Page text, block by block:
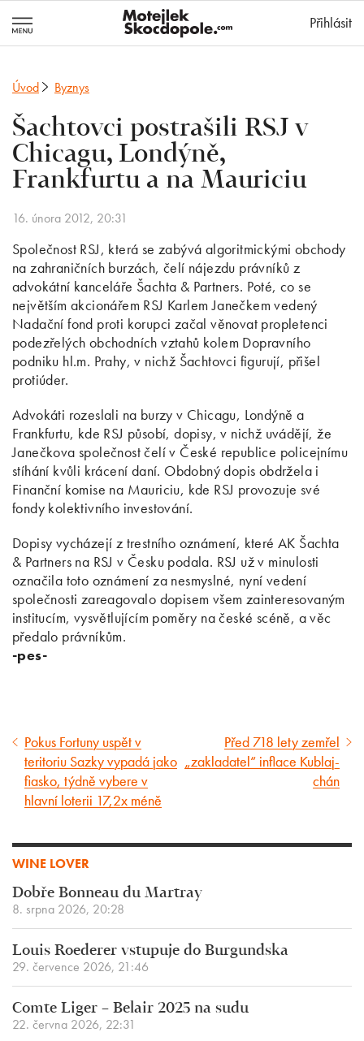
Přihlásit
Úvod Byznys
Šachtovci postrašili RSJ v
Chicagu, Londýně,
Frankfurtu a na Mauriciu
16. února 2012, 20:31
Společnost RSJ, která se zabývá algoritmickými obchody
na zahraničních burzách, čelí nájezdu právníků z
advokátní kanceláře Šachta & Partners. Poté, co se
největším akcionářem RSJ Karlem Janečkem vedený
Nadační fond proti korupci začal věnovat propletenci
podezřelých obchodních vztahů kolem Dopravního
podniku hl.m. Prahy, v nichž Šachtovci figurují, přišel
protiúder.
Advokáti rozeslali na burzy v Chicagu, Londýně a
Frankfurtu, kde RSJ působí, dopisy, v nichž uvádějí, že
Janečkova společnost čelí v České republice policejnímu
stíhání kvůli krácení daní. Obdobný dopis obdržela i
Finanční komise na Mauriciu, kde RSJ provozuje své
fondy kolektivního investování.
Dopisy vycházejí z trestního oznámení, které AK Šachta
& Partners na RSJ v Česku podala. RSJ už v minulosti
označila toto oznámení za nesmyslné, nyní vedení
společnosti zareagovalo dopisem všem zainteresovaným
institucím, vysvětlujícím poměry na české scéně, a věc
předalo právníkům.
-pes-
Předcházející
článek
Pokus Fortuny uspět v
teritoriu Sazky vypadá jako
fiasko, týdně vybere v
hlavní loterii 17,2x méně
Následující
článek
Před 718 lety zemřel
„zakladatel“ inflace Kublaj-
chán
WINE LOVER
Dobře Bonneau du Martray
8. srpna 2026, 20:28
Louis Roederer vstupuje do Burgundska
29. července 2026, 21:46
Comte Liger – Belair 2025 na sudu
22. června 2026, 22:31